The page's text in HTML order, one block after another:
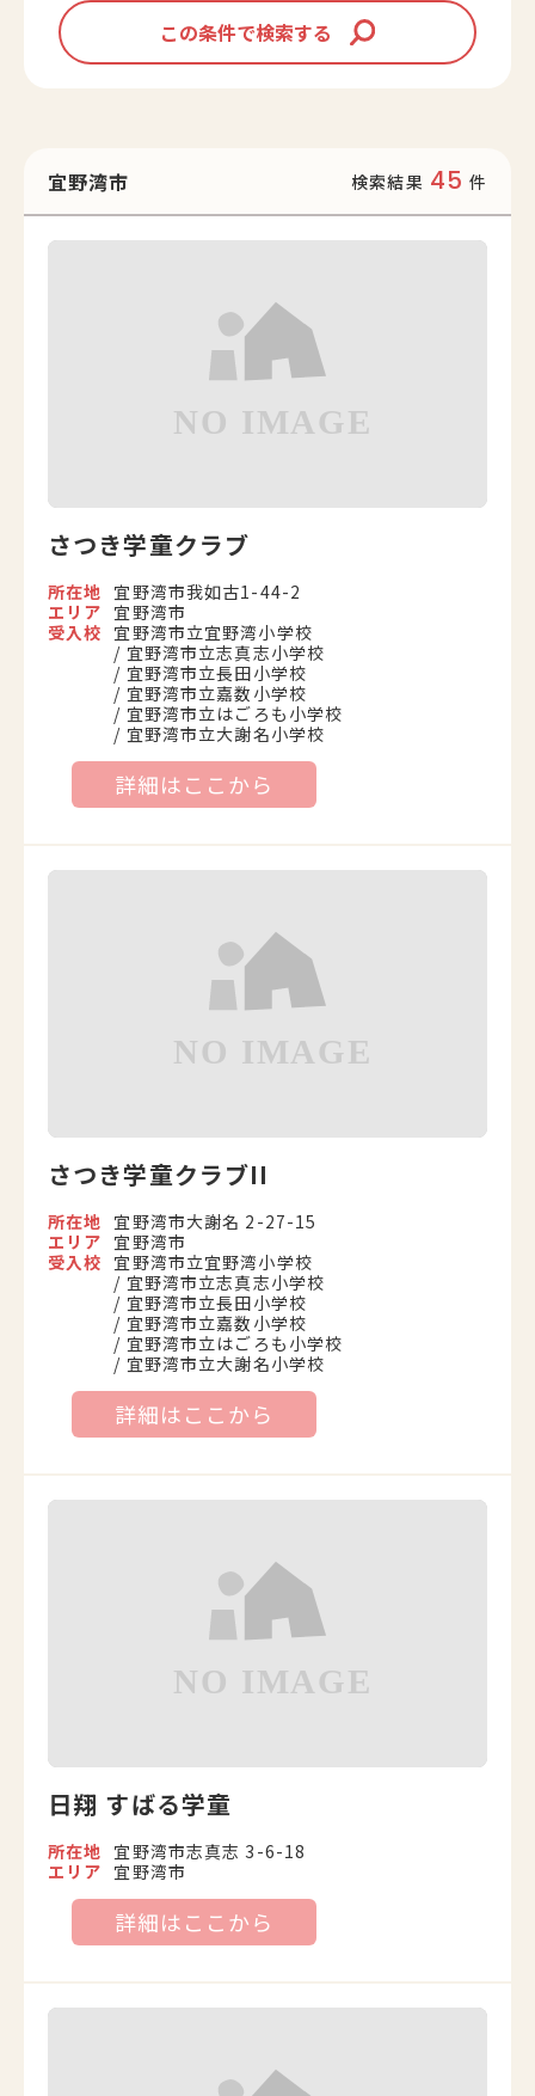
この条件で検索する
宜野湾市 検索結果 45 件
さつき学童クラブ
所在地 宜野湾市我如古1-44-2
エリア 宜野湾市
受入校 宜野湾市立宜野湾小学校
宜野湾市立志真志小学校
宜野湾市立長田小学校
宜野湾市立嘉数小学校
宜野湾市立はごろも小学校
宜野湾市立大謝名小学校
詳細はここから
さつき学童クラブII
所在地 宜野湾市大謝名 2-27-15
エリア 宜野湾市
受入校 宜野湾市立宜野湾小学校
宜野湾市立志真志小学校
宜野湾市立長田小学校
宜野湾市立嘉数小学校
宜野湾市立はごろも小学校
宜野湾市立大謝名小学校
詳細はここから
日翔 すばる学童
所在地 宜野湾市志真志 3-6-18
エリア 宜野湾市
詳細はここから